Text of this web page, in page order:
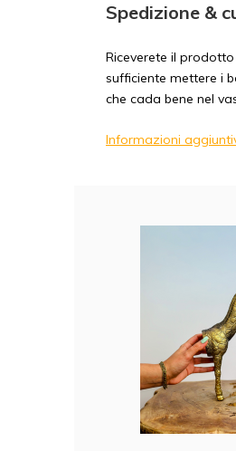
Spedizione &
Riceverete il
sufficiente mettere i
che cada bene nel
Informazioni